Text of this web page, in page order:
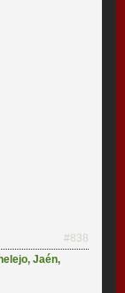
#838
,Jaén,